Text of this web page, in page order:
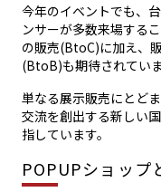
今年のイベントでも、
ンサーが多数来場する
の販売(BtoC)に加え、
(BtoB)も期待されていま
単なる展示販売にとど
交流を創出する新しい
指しています。
POPUPショップ